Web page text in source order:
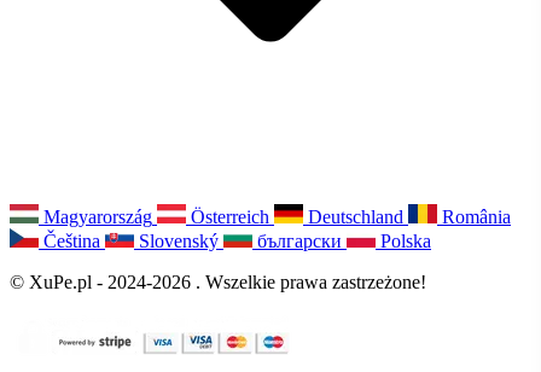
Magyarország Österreich Deutschland
România
Čeština
Slovenský български
Polska
© XuPe.pl - 2024-2026 . Wszelkie prawa zastrzeżone!